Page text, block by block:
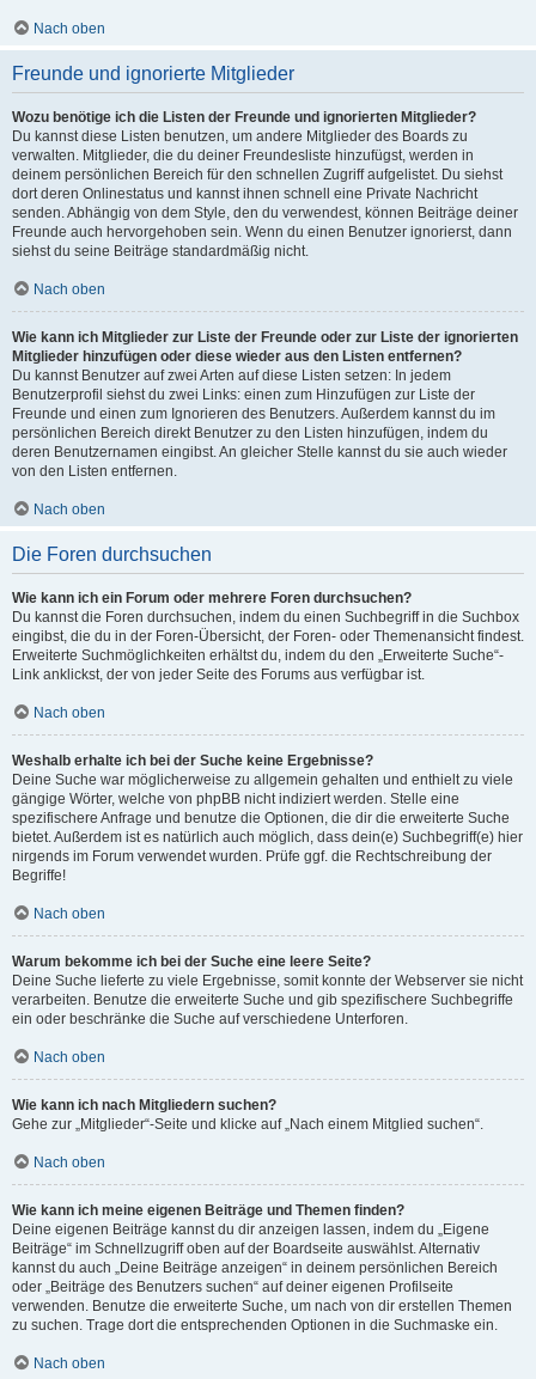
Nach oben
Freunde und ignorierte Mitglieder
Wozu benötige ich die Listen der Freunde und ignorierten Mitglieder?
Du kannst diese Listen benutzen, um andere Mitglieder des Boards zu
verwalten. Mitglieder, die du deiner Freundesliste hinzufügst, werden in
deinem persönlichen Bereich für den schnellen Zugriff aufgelistet. Du siehst
dort deren Onlinestatus und kannst ihnen schnell eine Private Nachricht
senden. Abhängig von dem Style, den du verwendest, können Beiträge deiner
Freunde auch hervorgehoben sein. Wenn du einen Benutzer ignorierst, dann
siehst du seine Beiträge standardmäßig nicht.
Nach oben
Wie kann ich Mitglieder zur Liste der Freunde oder zur Liste der ignorierten
Mitglieder hinzufügen oder diese wieder aus den Listen entfernen?
Du kannst Benutzer auf zwei Arten auf diese Listen setzen: In jedem
Benutzerprofil siehst du zwei Links: einen zum Hinzufügen zur Liste der
Freunde und einen zum Ignorieren des Benutzers. Außerdem kannst du im
persönlichen Bereich direkt Benutzer zu den Listen hinzufügen, indem du
deren Benutzernamen eingibst. An gleicher Stelle kannst du sie auch wieder
von den Listen entfernen.
Nach oben
Die Foren durchsuchen
Wie kann ich ein Forum oder mehrere Foren durchsuchen?
Du kannst die Foren durchsuchen, indem du einen Suchbegriff in die Suchbox
eingibst, die du in der Foren-Übersicht, der Foren- oder Themenansicht findest.
Erweiterte Suchmöglichkeiten erhältst du, indem du den „Erweiterte Suche“-
Link anklickst, der von jeder Seite des Forums aus verfügbar ist.
Nach oben
Weshalb erhalte ich bei der Suche keine Ergebnisse?
Deine Suche war möglicherweise zu allgemein gehalten und enthielt zu viele
gängige Wörter, welche von phpBB nicht indiziert werden. Stelle eine
spezifischere Anfrage und benutze die Optionen, die dir die erweiterte Suche
bietet. Außerdem ist es natürlich auch möglich, dass dein(e) Suchbegriff(e) hier
nirgends im Forum verwendet wurden. Prüfe ggf. die Rechtschreibung der
Begriffe!
Nach oben
Warum bekomme ich bei der Suche eine leere Seite?
Deine Suche lieferte zu viele Ergebnisse, somit konnte der Webserver sie nicht
verarbeiten. Benutze die erweiterte Suche und gib spezifischere Suchbegriffe
ein oder beschränke die Suche auf verschiedene Unterforen.
Nach oben
Wie kann ich nach Mitgliedern suchen?
Gehe zur „Mitglieder“-Seite und klicke auf „Nach einem Mitglied suchen“.
Nach oben
Wie kann ich meine eigenen Beiträge und Themen finden?
Deine eigenen Beiträge kannst du dir anzeigen lassen, indem du „Eigene
Beiträge“ im Schnellzugriff oben auf der Boardseite auswählst. Alternativ
kannst du auch „Deine Beiträge anzeigen“ in deinem persönlichen Bereich
oder „Beiträge des Benutzers suchen“ auf deiner eigenen Profilseite
verwenden. Benutze die erweiterte Suche, um nach von dir erstellen Themen
zu suchen. Trage dort die entsprechenden Optionen in die Suchmaske ein.
Nach oben